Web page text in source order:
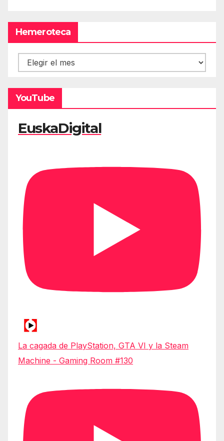
Hemeroteca
Hemeroteca
YouTube
EuskaDigital
La cagada de PlayStation, GTA VI y la Steam
Machine - Gaming Room #130